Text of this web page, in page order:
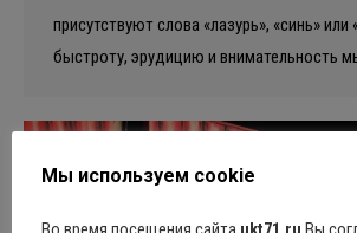
присутствуют слова «лазурь», «синь» или
быстроту, эрудицию и внимательность
Мы используем cookie